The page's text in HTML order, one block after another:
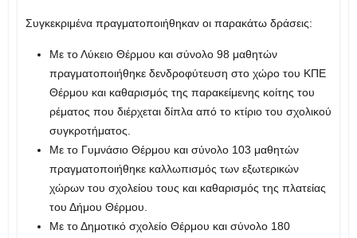
Συγκεκριμένα πραγματοποιήθηκαν οι παρακάτω δράσεις:
Με το Λύκειο Θέρμου και σύνολο 98 μαθητών
πραγματοποιήθηκε δενδροφύτευση στο χώρο του ΚΠΕ
Θέρμου και καθαρισμός της παρακείμενης κοίτης του
ρέματος που διέρχεται δίπλα από το κτίριο του σχολικού
συγκροτήματος.
Με το Γυμνάσιο Θέρμου και σύνολο 103 μαθητών
πραγματοποιήθηκε καλλωπισμός των εξωτερικών
χώρων του σχολείου τους και καθαρισμός της πλατείας
του Δήμου Θέρμου.
Με το Δημοτικό σχολείο Θέρμου και σύνολο 180